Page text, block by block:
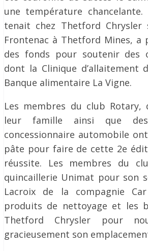
une température chancelante.
tenait chez Thetford Chrysler
Frontenac à Thetford Mines, a
des fonds pour soutenir des
dont la Clinique d’allaitement
Banque alimentaire La Vigne.
Les membres du club Rotary,
leur famille ainsi que
concessionnaire automobile
pâte pour faire de cette 2e
réussite. Les membres du
quincaillerie Unimat pour son
Lacroix de la compagnie
produits de nettoyage et les
Thetford Chrysler pour
gracieusement son